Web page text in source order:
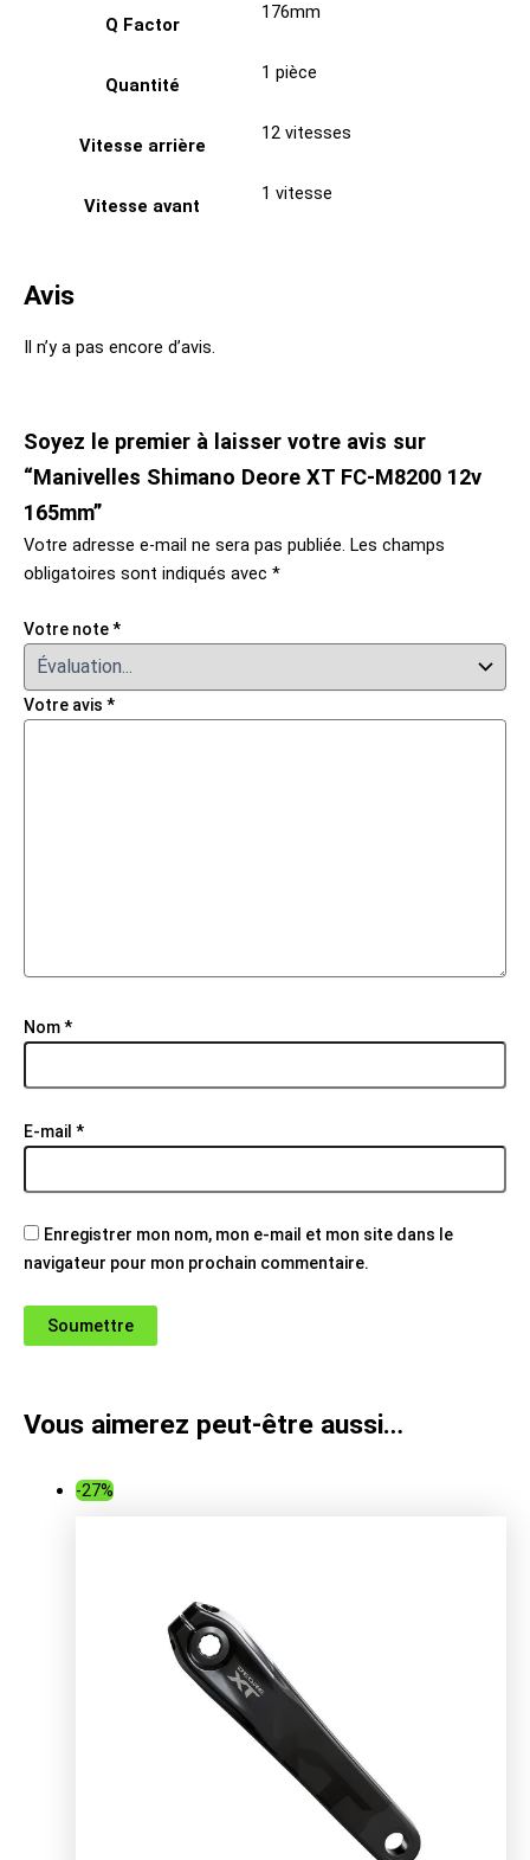
Q Factor
176mm
Quantité
1 pièce
Vitesse arrière
12 vitesses
Vitesse avant
1 vitesse
Avis
Il n’y a pas encore d’avis.
Soyez le premier à laisser votre avis sur
“Manivelles Shimano Deore XT FC-M8200 12v
165mm”
Votre adresse e-mail ne sera pas publiée. Les champs
obligatoires sont indiqués avec *
Votre note*
Votre avis *
Nom*
E-mail *
Enregistrer mon nom, mon e-mail et mon site dans le
navigateur pour mon prochain commentaire.
Vous aimerez peut-être aussi…
-27%